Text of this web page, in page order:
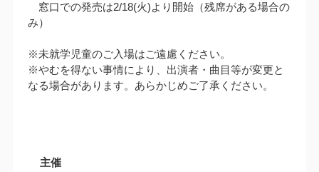
窓口での発売は2/18(火)より開始（残席がある場合の
み）
※未就学児童のご入場はご遠慮ください。
※やむを得ない事情により、出演者・曲目等が変更と
なる場合があります。あらかじめご了承ください。
主催